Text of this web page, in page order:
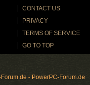
CONTACT US
PRIVACY
TERMS OF SERVICE
GO TO TOP
- PowerPC-Forum.de